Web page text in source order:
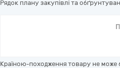
Рядок плану закупівлі та
Країною-походження товару не може